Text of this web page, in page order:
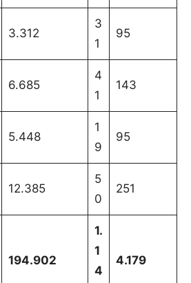
3.312
3
1
95
6.685
4
1
143
5.448
1
9
95
12.385
5
0
251
194.902
1.
1
4
4.179